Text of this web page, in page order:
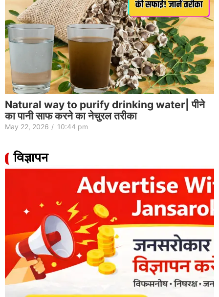
Natural way to purify drinking water| पीने
का पानी साफ करने का नेचुरल तरीका
May 22, 2026 / 10:44 pm
विज्ञापन